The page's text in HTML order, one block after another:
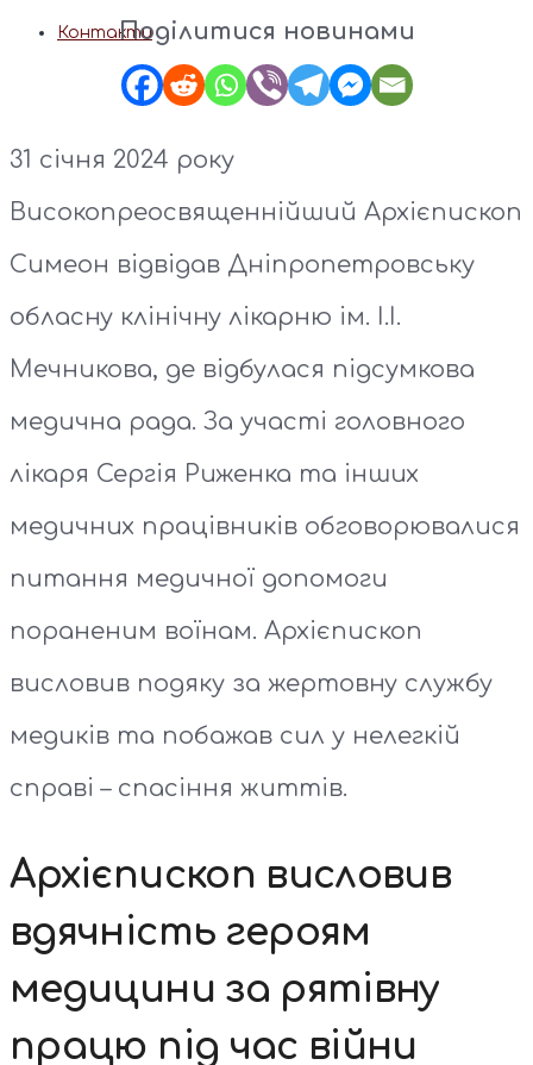
КонтактиПоділитися новинами
31 січня 2024 року
Високопреосвященнійший Архієпископ
Симеон відвідав Дніпропетровську
обласну клінічну лікарню ім. І.І.
Мечникова, де відбулася підсумкова
медична рада. За участі головного
лікаря Сергія Риженка та інших
медичних працівників обговорювалися
питання медичної допомоги
пораненим воїнам. Архієпископ
висловив подяку за жертовну службу
медиків та побажав сил у нелегкій
справі – спасіння життів.
Архієпископ висловив
вдячність героям
медицини за рятівну
працю під час війни